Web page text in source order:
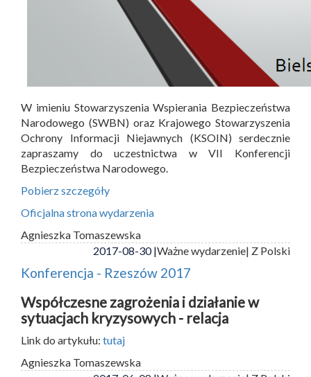
W imieniu Stowarzyszenia Wspierania Bezpieczeństwa
Narodowego (SWBN) oraz Krajowego Stowarzyszenia
Ochrony Informacji Niejawnych (KSOIN) serdecznie
zapraszamy do uczestnictwa w VII Konferencji
Bezpieczeństwa Narodowego.
Pobierz szczegóły
Oficjalna strona wydarzenia
Agnieszka Tomaszewska
2017-08-30 |Ważne wydarzenie| Z Polski
Konferencja - Rzeszów 2017
Współczesne zagrożenia i działanie w
sytuacjach kryzysowych - relacja
Link do artykułu: tutaj
Agnieszka Tomaszewska